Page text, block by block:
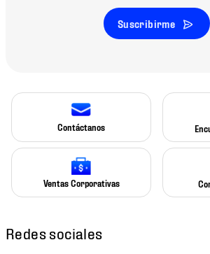
Suscribirme
Contáctanos
Ventas Corporativas
Redes sociales